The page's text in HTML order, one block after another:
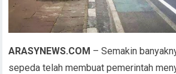
ARASYNEWS.COM – Semakin
sepeda telah membuat pemerintah